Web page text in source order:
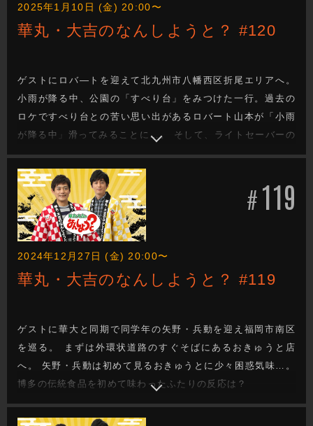
2025年1月10日 (金) 20:00〜
華丸・大吉のなんしようと？ #120
ゲストにロバ―トを迎えて北九州市八幡西区折尾エリアへ。
小雨が降る中、公園の「すべり台」をみつけた一行。過去の
ロケですべり台との苦い思い出があるロバート山本が「小雨
が降る中」滑ってみることに…。 そして、ライトセーバーの
ようなものを振る2人に出迎えられ、市民センターの中へ。
発案者が45年以上前から構想していたというその競技は、ス
ターウォーズをもしのぐ？ITスポーツだった！
#119
2024年12月27日 (金) 20:00〜
華丸・大吉のなんしようと？ #119
ゲストに華大と同期で同学年の矢野・兵動を迎え福岡市南区
を巡る。 まずは外環状道路のすぐそばにあるおきゅうと店
へ。 矢野・兵動は初めて見るおきゅうとに少々困惑気味…。
博多の伝統食品を初めて味わったふたりの反応は？